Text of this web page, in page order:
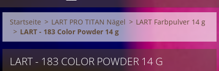
Startseite > LART PRO TITAN Nägel > LART Farbpulver 14 g
> LART - 183 Color Powder 14 g
LART - 183 COLOR POWDER 14 G